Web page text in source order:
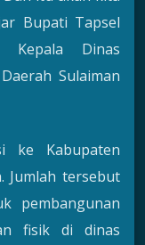
Bupati Tapsel
Kepala Dinas
Sulaiman
ke Kabupaten
Jumlah tersebut
pembangunan
fisik di dinas